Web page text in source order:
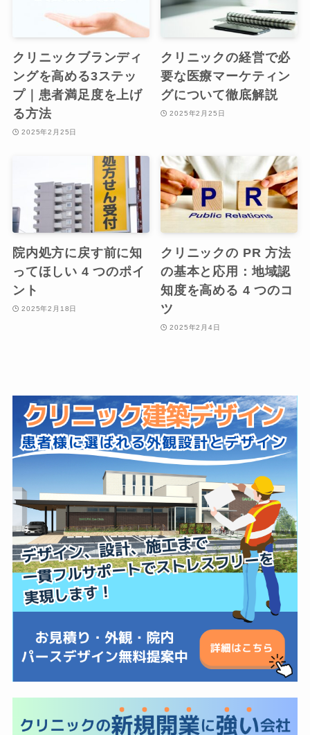
クリニックブランディ
ングを高める3ステッ
プ｜患者満足度を上げ
る方法
2025年2月25日
クリニックの経営で必
要な医療マーケティン
グについて徹底解説
2025年2月25日
院内処方に戻す前に知
ってほしい 4 つのポイ
ント
2025年2月18日
クリニックの PR 方法
の基本と応用：地域認
知度を高める 4 つのコ
ツ
2025年2月4日